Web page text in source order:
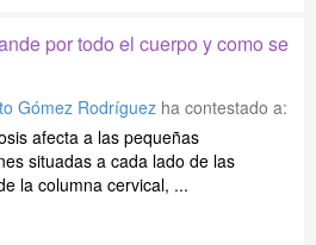
por todo el cuerpo y como se
Gómez Rodríguez ha contestado a:
afecta a las pequeñas
situadas a cada lado de las
la columna cervical, ...